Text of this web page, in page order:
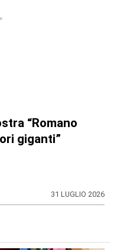
“Romano
giganti”
31 LUGLIO 2026